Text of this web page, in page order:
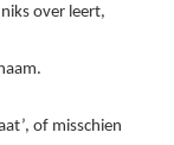
over leert,
of misschien